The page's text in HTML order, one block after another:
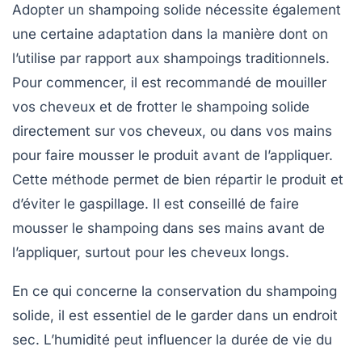
Adopter un shampoing solide nécessite également
une certaine adaptation dans la manière dont on
l’utilise par rapport aux shampoings traditionnels.
Pour commencer, il est recommandé de mouiller
vos cheveux et de frotter le shampoing solide
directement sur vos cheveux, ou dans vos mains
pour faire mousser le produit avant de l’appliquer.
Cette méthode permet de bien répartir le produit et
d’éviter le gaspillage. Il est conseillé de faire
mousser le shampoing dans ses mains avant de
l’appliquer, surtout pour les cheveux longs.
En ce qui concerne la conservation du shampoing
solide, il est essentiel de le garder dans un endroit
sec. L’humidité peut influencer la durée de vie du